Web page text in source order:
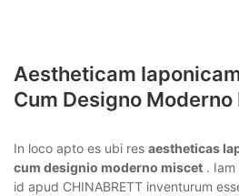
Aestheticam
Cum Designo
In loco apto es ubi res aestheticas
cum designio moderno miscet .
id apud CHINABRETT inventurum